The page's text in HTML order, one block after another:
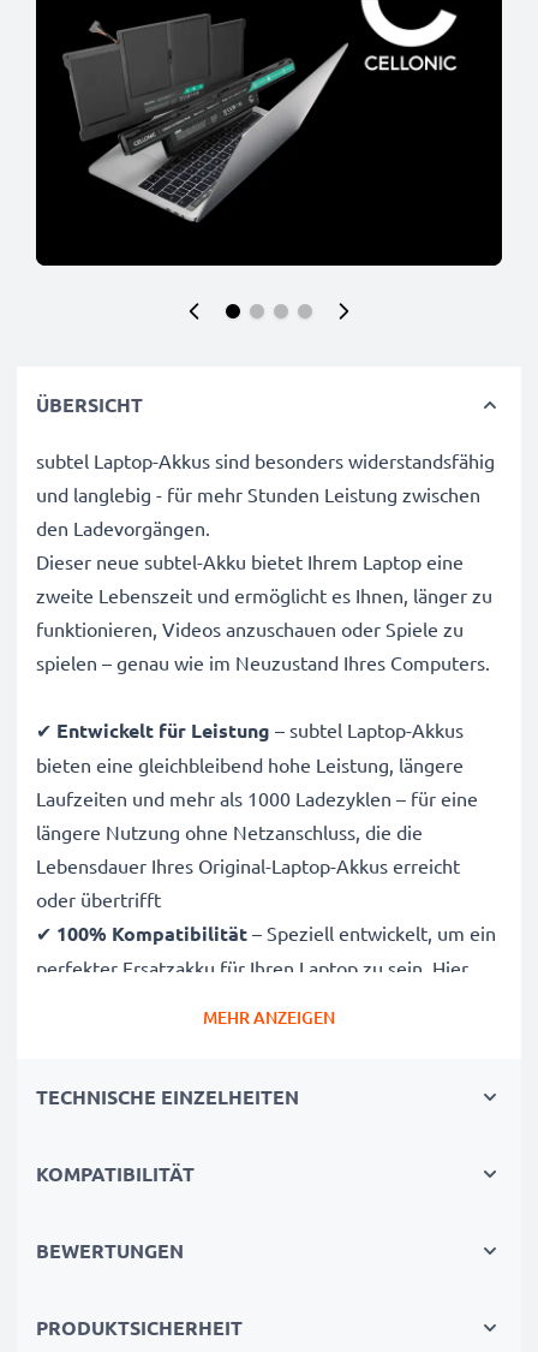
ÜBERSICHT
subtel Laptop-Akkus sind besonders widerstandsfähig
und langlebig - für mehr Stunden Leistung zwischen
den Ladevorgängen.
Dieser neue subtel-Akku bietet Ihrem Laptop eine
zweite Lebenszeit und ermöglicht es Ihnen, länger zu
funktionieren, Videos anzuschauen oder Spiele zu
spielen – genau wie im Neuzustand Ihres Computers.
✔ Entwickelt für Leistung – subtel Laptop-Akkus
bieten eine gleichbleibend hohe Leistung, längere
Laufzeiten und mehr als 1000 Ladezyklen – für eine
längere Nutzung ohne Netzanschluss, die die
Lebensdauer Ihres Original-Laptop-Akkus erreicht
oder übertrifft
✔ 100% Kompatibilität – Speziell entwickelt, um ein
perfekter Ersatzakku für Ihren Laptop zu sein. Hier
Sicherheitsniveau zu gewährleisten, und verfügen
und Überspannungsschutz
2004 stehen unsere Ersatzakkus für hohe Qualität und
✔Geld sparen, der Umwelt dienen
MEHR ANZEIGEN
TECHNISCHE EINZELHEITEN
KOMPATIBILITÄT
BEWERTUNGEN
PRODUKTSICHERHEIT